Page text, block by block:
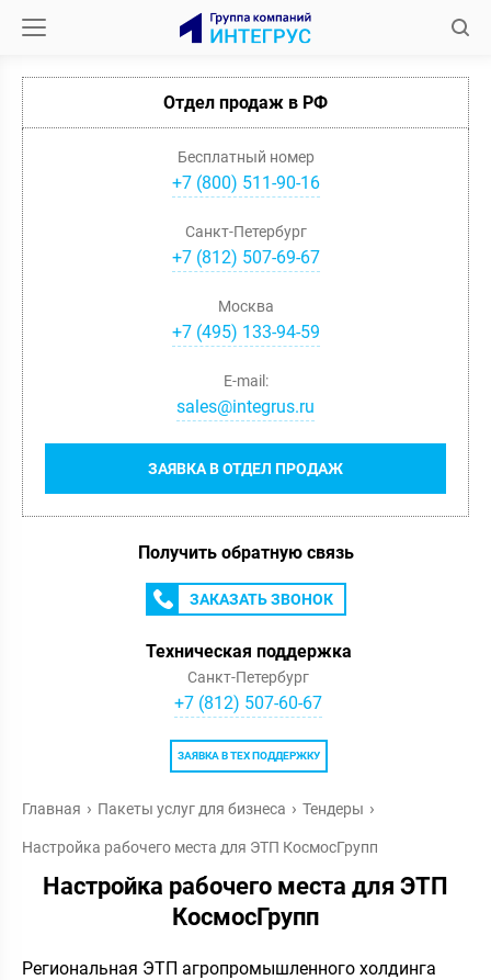
Отдел продаж в РФ
Бесплатный номер
+7 (800) 511-90-16
Санкт-Петербург
+7(812) 507-69-67
Москва
+7(495) 133-94-59
ЗАЯВКА В ОТДЕЛ ПРОДАЖ
E-mail:
sales@integrus.ru
Получить обратную связь
ЗАКАЗАТЬ ЗВОНОК
Техническая поддержка
Санкт-Петербург
+7 (812) 507-60-67
ЗАЯВКА В ТЕХ ПОДДЕРЖКУ
Главная Пакеты услуг для бизнеса Тендеры
Настройка рабочего места для ЭТП КосмосГрупп
Настройка рабочего места для ЭТП
КосмосГрупп
Региональная ЭТП агропромышленного холдинга